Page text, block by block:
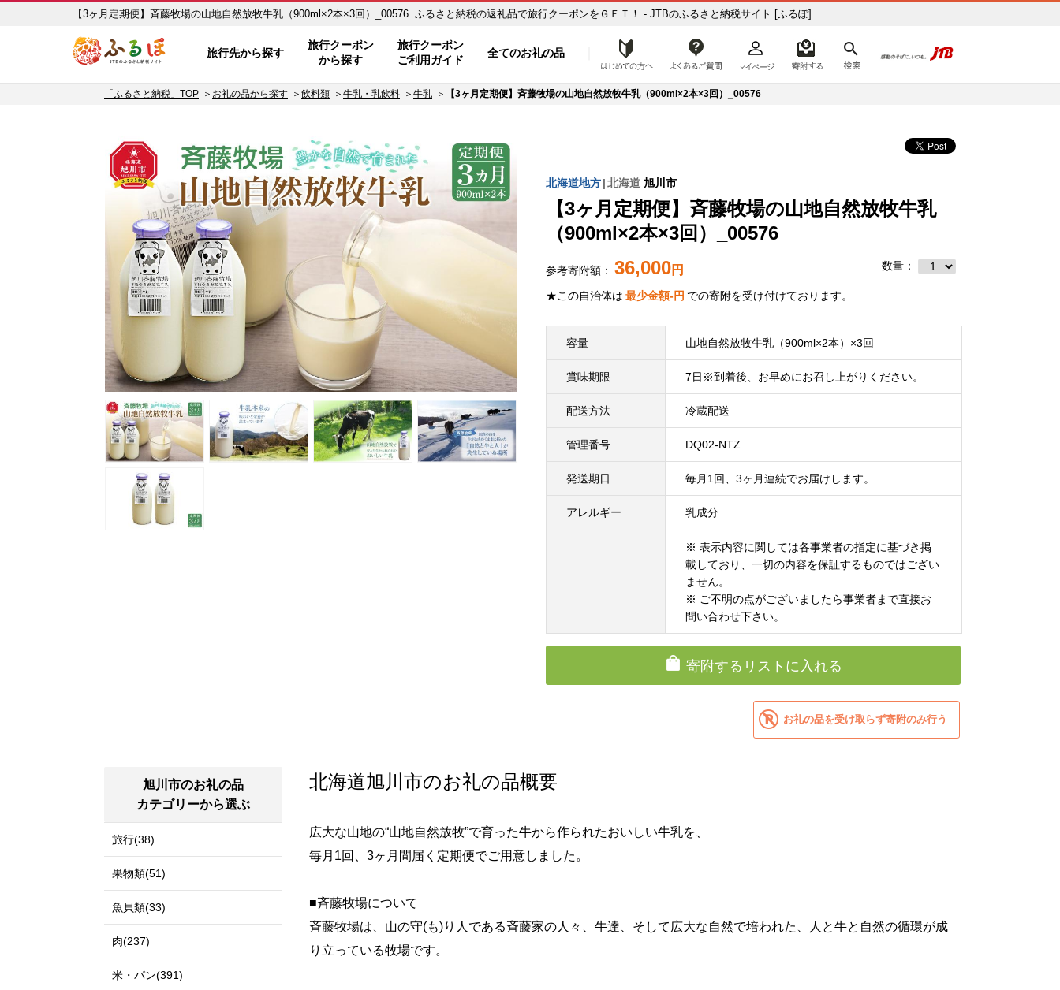
【3ヶ月定期便】斉藤牧場の山地自然放牧牛乳（900ml×2本×3回）_00576 ふるさと納税の返礼品で旅行クーポンをＧＥＴ！ - JTBのふるさと納税サイト [ふるぽ]
旅行先から探す
旅行クーポン
から探す
旅行クーポン
ご利用ガイド
全てのお礼の品 はじめての方へ
「ふるさと納税」TOP お礼の品から探す 飲料類 牛乳・乳飲料 牛乳 【3ヶ月定期便】斉藤牧場の山地自然放牧牛乳（900ml×2本×3回）_00576
北海道地方 北海道 旭川市
【3ヶ月定期便】斉藤牧場の山地自然放牧牛乳
（900ml×2本×3回）_00576
参考寄附額： 36,000円 数量：
★この自治体は 最少金額-円 での寄附を受け付けております。
容量 山地自然放牧牛乳（900ml×2本）×3回
賞味期限 7日※到着後、お早めにお召し上がりください。
配送方法 冷蔵配送
管理番号 DQ02-NTZ
発送期日 毎月1回、3ヶ月連続でお届けします。
アレルギー 乳成分
※ 表示内容に関しては各事業者の指定に基づき掲
載しており、一切の内容を保証するものではござい
ません。
※ ご不明の点がございましたら事業者まで直接お
問い合わせ下さい。
寄附するリストに入れる
お礼の品を受け取らず寄附のみ行う
北海道旭川市のお礼の品概要
広大な山地の“山地自然放牧”で育った牛から作られたおいしい牛乳を、
毎月1回、3ヶ月間届く定期便でご用意しました。
■斉藤牧場について
斉藤牧場は、山の守(も)り人である斉藤家の人々、牛達、そして広大な自然で培われた、人と牛と自然の循環が成
り立っている牧場です。
旭川市のお礼の品
カテゴリーから選ぶ
旅行(38)
果物類(51)
魚貝類(33)
肉(237)
米・パン(391)